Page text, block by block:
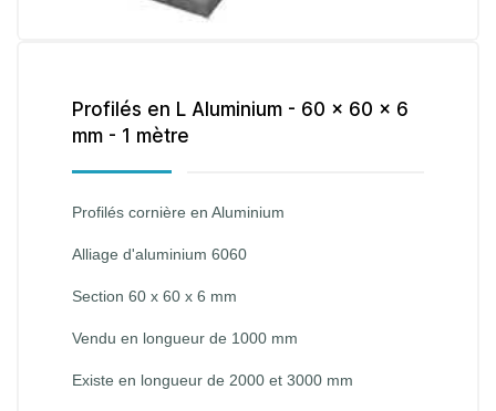
Profilés en L Aluminium - 60 x 60 x 6
mm - 1 mètre
Profilés cornière en Aluminium
Alliage d'aluminium 6060
Section 60 x 60 x 6 mm
Vendu en longueur de 1000 mm
Existe en longueur de 2000 et 3000 mm